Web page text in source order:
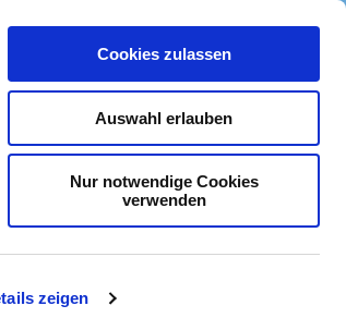
zeigen
Cookies zulassen
Auswahl erlauben
Nur notwendige Cookies
verwenden